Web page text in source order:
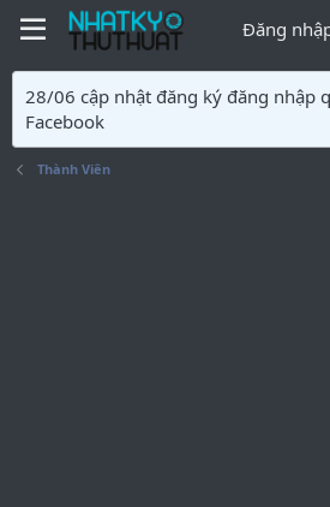
Đăng
28/06 cập nhật đăng ký đăng nhập
Facebook
Thành Viên